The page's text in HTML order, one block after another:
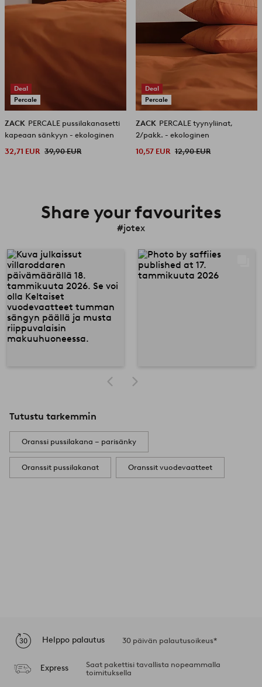
Deal
Percale
ZACK PERCALE pussilakanasetti
kapeaan sänkyyn - ekologinen
32,71 EUR 39,90 EUR
Deal
Percale
ZACK PERCALE tyynyliinat,
2/pakk. - ekologinen
10,57 EUR 12,90 EUR
Share your favourites
#jotex
Tutustu tarkemmin
Oranssi pussilakana – parisänky
Oranssit pussilakanat Oranssit vuodevaatteet
Helppo palautus 30 päivän palautusoikeus*
Express
Saat pakettisi tavallista nopeammalla
toimituksella